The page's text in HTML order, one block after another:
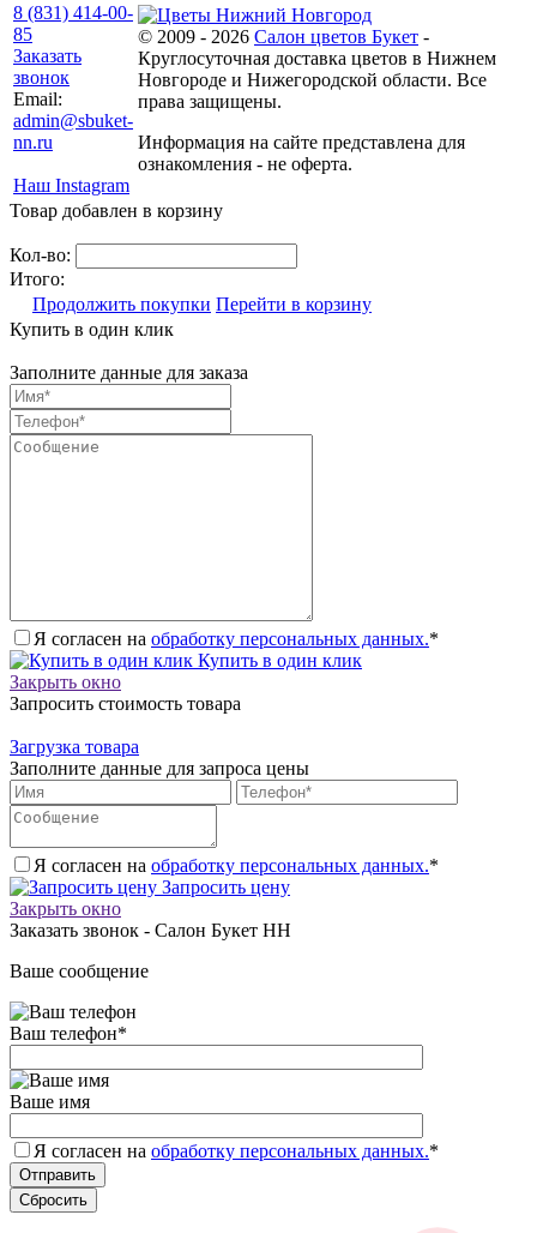
8 (831) 414-00-
85
Заказать
звонок
Email:
admin@sbuket-
nn.ru
Наш Instagram
© 2009 - 2026 Салон цветов Букет -
Круглосуточная доставка цветов в Нижнем
Новгороде и Нижегородской области. Все
права защищены.
Информация на сайте представлена для
ознакомления - не оферта.
Товар добавлен в корзину
Кол-во:
Итого:
Продолжить покупки Перейти в корзину
Купить в один клик
Заполните данные для заказа
Я согласен на обработку персональных данных.*
Купить в один клик
Закрыть окно
Запросить стоимость товара
Загрузка товара
Заполните данные для запроса цены
Я согласен на обработку персональных данных.*
Запросить цену
Закрыть окно
Заказать звонок - Салон Букет НН
Ваше сообщение
Ваш телефон*
Ваше имя
Я согласен на обработку персональных данных.*